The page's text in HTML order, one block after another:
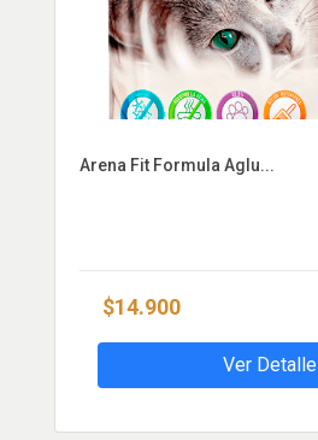
Arena Fit Formula Aglu...
$14.900
Ver Detalle